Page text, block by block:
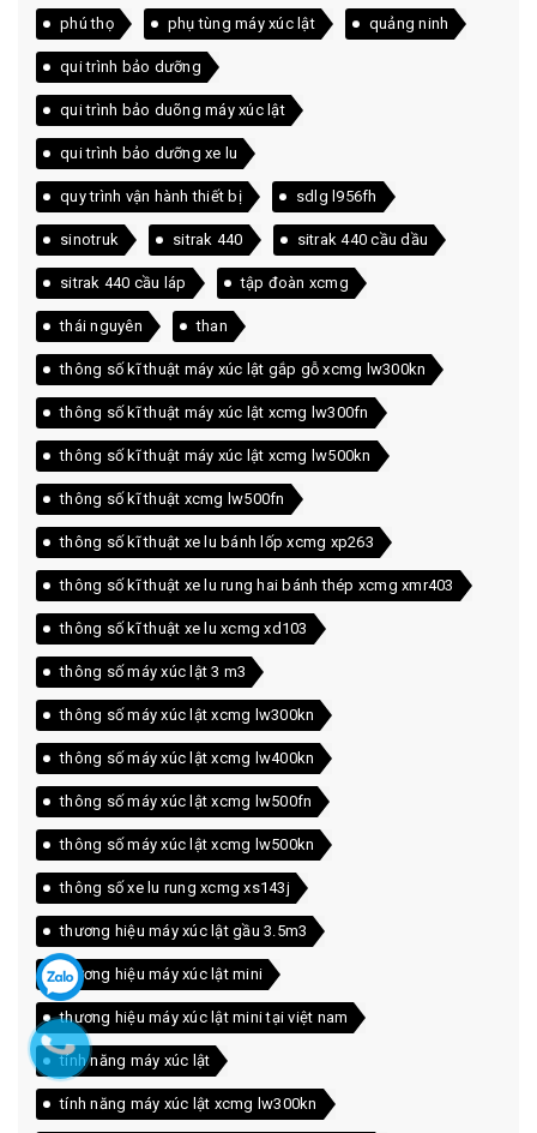
phú thọ phụ tùng máy xúc lật quảng ninh
qui trình bảo dưỡng
qui trình bảo duõng máy xúc lật
qui trình bảo dưỡng xe lu
quy trình vận hành thiết bị sdlg l956fh
sinotruk sitrak 440 sitrak 440 cầu dầu
sitrak 440 cầu láp tập đoàn xcmg
thái nguyên than
thông số kĩ thuật máy xúc lật gắp gỗ xcmg lw300kn
thông số kĩ thuật máy xúc lật xcmg lw300fn
thông số kĩ thuật máy xúc lật xcmg lw500kn
thông số kĩ thuật xcmg lw500fn
thông số kĩ thuật xe lu bánh lốp xcmg xp263
thông số kĩ thuật xe lu rung hai bánh thép xcmg xmr403
thông số kĩ thuật xe lu xcmg xd103
thông số máy xúc lật 3 m3
thông số máy xúc lật xcmg lw300kn
thông số máy xúc lật xcmg lw400kn
thông số máy xúc lật xcmg lw500fn
thông số máy xúc lật xcmg lw500kn
thông số xe lu rung xcmg xs143j
thương hiệu máy xúc lật gầu 3.5m3
thương hiệu máy xúc lật mini
thương hiệu máy xúc lật mini tại việt nam
tính năng máy xúc lật
tính năng máy xúc lật xcmg lw300kn